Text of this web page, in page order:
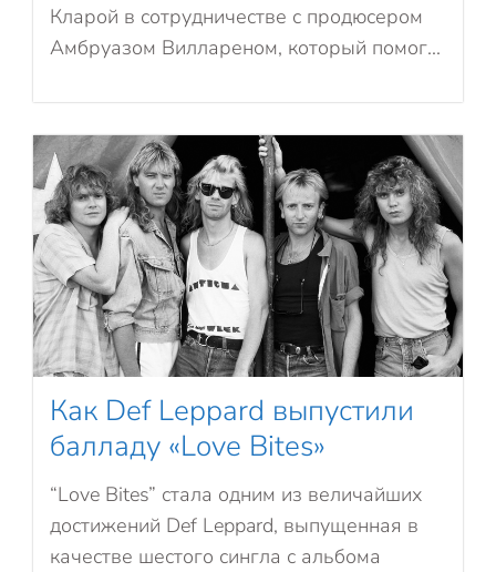
Кларой в сотрудничестве с продюсером
Амбруазом Виллареном, который помог...
Как Def Leppard выпустили
балладу «Love Bites»
“Love Bites” стала одним из величайших
достижений Def Leppard, выпущенная в
качестве шестого сингла с альбома